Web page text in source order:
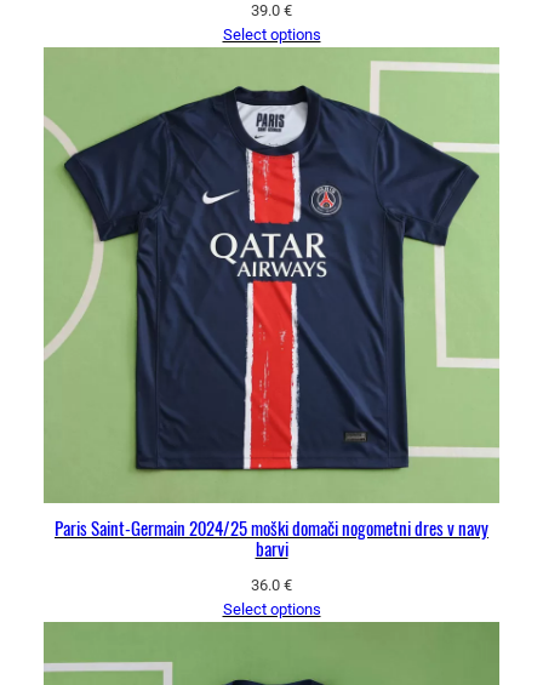
39.0 €
Select options
Paris Saint-Germain 2024/25 moški domači nogometni dres v navy
barvi
36.0 €
Select options